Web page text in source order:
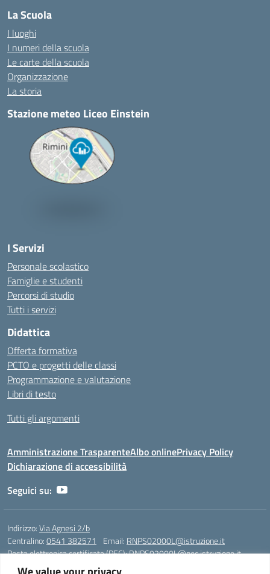
La Scuola
I luoghi
I numeri della scuola
Le carte della scuola
Organizzazione
La storia
Stazione meteo Liceo Einstein
I Servizi
Personale scolastico
Famiglie e studenti
Percorsi di studio
Tutti i servizi
Didattica
Offerta formativa
PCTO e progetti delle classi
Programmazione e valutazione
Libri di testo
Tutti gli argomenti
Amministrazione TrasparenteAlbo onlinePrivacy Policy
Dichiarazione di accessibilità
Seguici su:
Indirizzo:Via Agnesi 2/b
Centralino:0541 382571 Email: RNPS02000L@istruzione.it
Posta elettronica certificata (PEC):RNPS02000L@pec.istruzione.it